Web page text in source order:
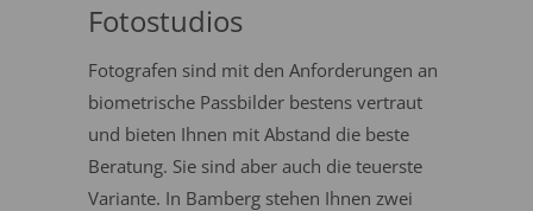
Fotostudios
Fotografen sind mit den Anforderungen an
biometrische Passbilder bestens vertraut
und bieten Ihnen mit Abstand die beste
Beratung. Sie sind aber auch die teuerste
Variante. In Bamberg stehen Ihnen zwei